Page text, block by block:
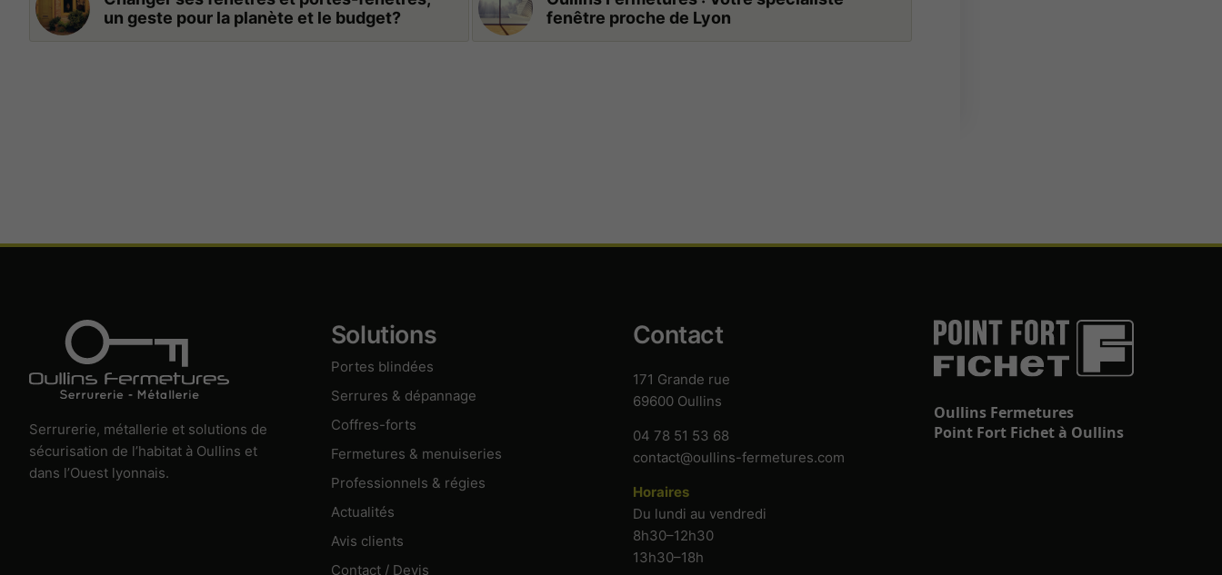
un geste pour la planète et le budget?
fenêtre proche de Lyon
Serrurerie, métallerie et solutions de
sécurisation de l’habitat à Oullins et
dans l’Ouest lyonnais.
Solutions
Portes blindées
Serrures & dépannage
Coffres-forts
Fermetures & menuiseries
Professionnels & régies
Actualités
Avis clients
Contact / Devis
Contact
171 Grande rue
69600 Oullins
04 78 51 53 68
contact@oullins-fermetures.com
Horaires
Du lundi au vendredi
8h30–12h30
13h30–18h
Oullins Fermetures
Point Fort Fichet à Oullins
à l’affichage du
Mesure
d’audience
améliorer le
site. Aucun
mesure
d’audience
n’est
actuellement